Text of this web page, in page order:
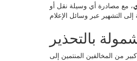
، مع مصادرة أي وسيلة نقل أو
بالتحذير